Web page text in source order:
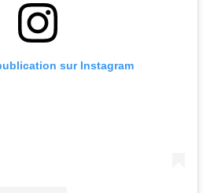
sur Instagram